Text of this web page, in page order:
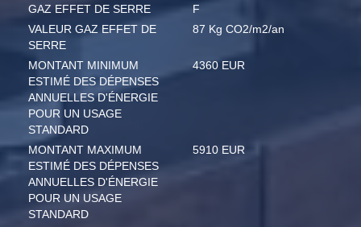
GAZ EFFET DE SERRE
F
VALEUR GAZ EFFET DE
SERRE
87 Kg CO2/m2/an
MONTANT MINIMUM
ESTIMÉ DES DÉPENSES
ANNUELLES D'ÉNERGIE
POUR UN USAGE
STANDARD
4360 EUR
MONTANT MAXIMUM
ESTIMÉ DES DÉPENSES
ANNUELLES D'ÉNERGIE
POUR UN USAGE
STANDARD
5910 EUR